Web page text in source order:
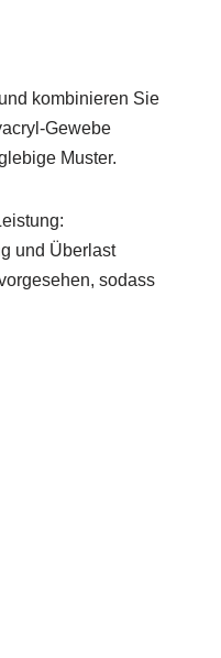
kombinieren Sie
Gewebe
Muster.
und Überlast
sodass